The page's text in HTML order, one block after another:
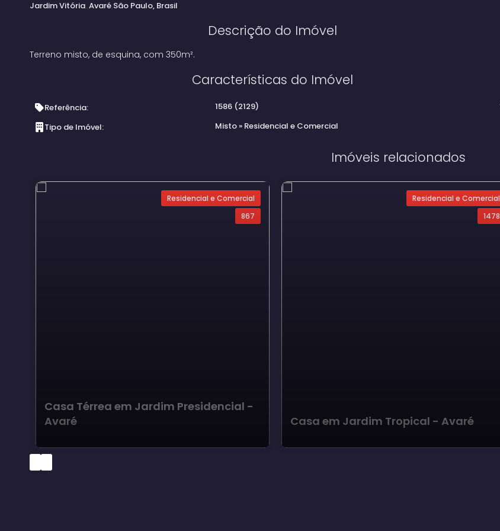
Jardim Vitória Avaré São Paulo, Brasil
Descrição do Imóvel
Terreno misto, de esquina, com 350m².
Características do Imóvel
Referência: 1586 (2129)
Tipo de Imóvel:
Misto » Residencial e Comercial
Imóveis relacionados
Residencial e Comercial
867
Casa Térrea em Jardim Presidencial -
Avaré
Residencial e Comercial
1478
Casa em Jardim Tropical - Avaré